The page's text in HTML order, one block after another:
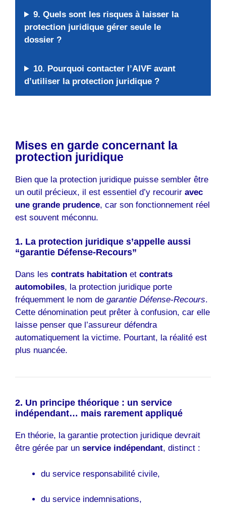
9. Quels sont les risques à laisser la
protection juridique gérer seule le
dossier ?
10. Pourquoi contacter l’AIVF avant
d’utiliser la protection juridique ?
Mises en garde concernant la
protection juridique
Bien que la protection juridique puisse sembler être
un outil précieux, il est essentiel d’y recourir avec
une grande prudence, car son fonctionnement réel
est souvent méconnu.
1. La protection juridique s’appelle aussi
“garantie Défense-Recours”
Dans les contrats habitation et contrats
automobiles, la protection juridique porte
fréquemment le nom de garantie Défense-Recours.
Cette dénomination peut prêter à confusion, car elle
laisse penser que l’assureur défendra
automatiquement la victime. Pourtant, la réalité est
plus nuancée.
2. Un principe théorique : un service
indépendant… mais rarement appliqué
En théorie, la garantie protection juridique devrait
être gérée par un service indépendant, distinct :
du service responsabilité civile,
du service indemnisations,